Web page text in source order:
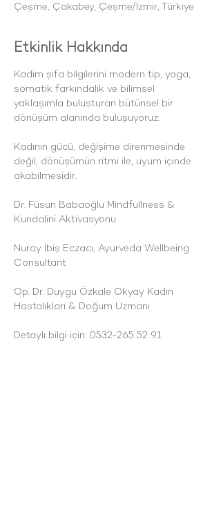
Çeşme, Çakabey, Çeşme/İzmir, Türkiye
Etkinlik Hakkında
Kadim şifa bilgilerini modern tip, yoga,
somatik farkındalık ve bilimsel
yaklaşımla buluşturan bütünsel bir
dönüşüm alanında buluşuyoruz.
Kadının gücü, değişime direnmesinde
değil, dönüşümün ritmi ile, uyum içinde
akabilmesidir.
Dr. Füsun Babaoğlu Mindfullness &
Kundalini Aktivasyonu
Nuray İbiş Eczacı, Ayurveda Wellbeing
Consultant
Op. Dr. Duygu Özkale Okyay Kadın
Hastalıkları & Doğum Uzmanı
Detaylı bilgi için: 0532-265 52 91